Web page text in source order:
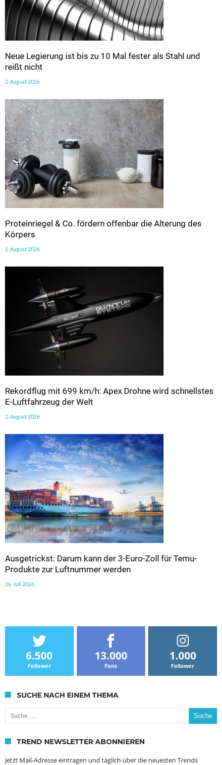
Neue Legierung ist bis zu 10 Mal fester als Stahl und
reißt nicht
2. August 2026
Proteinriegel & Co. fördern offenbar die Alterung des
Körpers
1. August 2026
Rekordflug mit 699 km/h: Apex Drohne wird schnellstes
E-Luftfahrzeug der Welt
1. August 2026
Ausgetrickst: Darum kann der 3-Euro-Zoll für Temu-
Produkte zur Luftnummer werden
26. Juli 2026
6.500
Follower
13.000
Fans
1.000
Follower
SUCHE NACH EINEM THEMA
Suche nach:
TREND NEWSLETTER ABONNIEREN
Jetzt Mail-Adresse eintragen und täglich über die neuesten Trends